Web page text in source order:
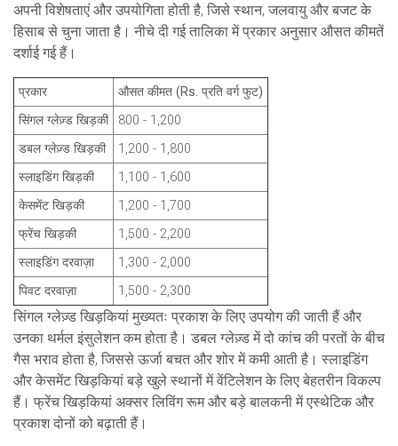
अपनी विशेषताएं और उपयोगिता होती है, जिसे स्थान, जलवायु और बजट के
हिसाब से चुना जाता है। नीचे दी गई तालिका में प्रकार अनुसार औसत कीमतें
दर्शाई गई हैं।
प्रकार
औसत कीमत (Rs. प्रति वर्ग फुट)
सिंगल ग्लेज़्ड खिड़की
800 - 1,200
डबल ग्लेज़्ड खिड़की
1,200 - 1,800
स्लाइडिंग खिड़की
1,100 - 1,600
केसमेंट खिड़की
1,200 - 1,700
फ्रेंच खिड़की
1,500 - 2,200
स्लाइडिंग दरवाज़ा
1,300 - 2,000
पिवट दरवाज़ा
1,500 - 2,300
सिंगल ग्लेज़्ड खिड़कियां मुख्यतः प्रकाश के लिए उपयोग की जाती हैं और
उनका थर्मल इंसुलेशन कम होता है। डबल ग्लेज़्ड में दो कांच की परतों के बीच
गैस भराव होता है, जिससे ऊर्जा बचत और शोर में कमी आती है। स्लाइडिंग
और केसमेंट खिड़कियां बड़े खुले स्थानों में वेंटिलेशन के लिए बेहतरीन विकल्प
हैं। फ्रेंच खिड़कियां अक्सर लिविंग रूम और बड़े बालकनी में एस्थेटिक और
प्रकाश दोनों को बढ़ाती हैं।